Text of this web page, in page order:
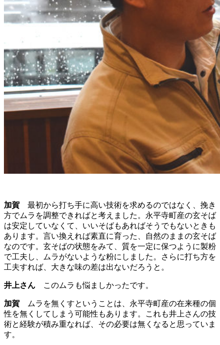
加賀 最初から打ち手に高い技術を求めるのではなく、挽き
方でムラを調整できればと考えました。永平寺町産の玄そば
は安定していなくて、いいそばもあればそうでもないときも
あります。言い換えれば素直に育った、自然のままの玄そば
なのです。玄そばの状態をみて、質を一定に保つように製粉
で工夫し、ムラがないような粉にしました。さらに打ち方を
工夫すれば、大きな味の差は出ないだろうと。
井上さん このムラも悩ましかったです。
加賀 ムラを無くすということは、永平寺町産の在来種の個
性を無くしてしまう可能性もあります。これも井上さんの技
術と経験が積み重なれば、その必要は無くなると思っていま
す。